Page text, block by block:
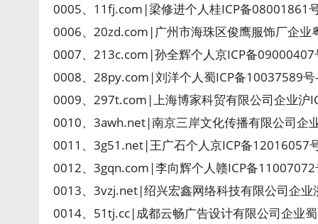
0005、11fj.com|梁修进个人桂ICP备08001861
0006、20zd.com|广州市海珠区俊鹰服饰厂企业
0007、213c.com|孙全辉个人京ICP备09000407
0008、28py.com|刘洋个人蜀ICP备10037589号
0009、297t.com|上海博家科贸有限公司企业沪
0010、3awh.net|南京三岸文化传播有限公司企
0011、3g51.net|王广石个人京ICP备12016057
0012、3gqn.com|李向辉个人赣ICP备11007072
0013、3vzj.net|绍兴宏鑫网络科技有限公司企业
0014、51tj.cc|成都云畅广告设计有限公司企业